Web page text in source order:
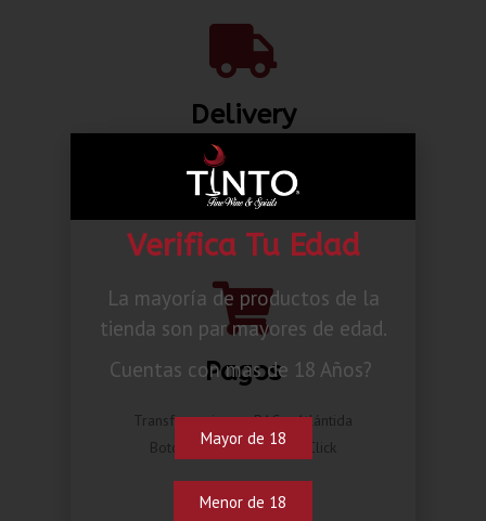
Delivery
Envíos nacionales hasta la puerta de tu casa desde L.
80.00*
Pagos
Transferencia por BAC o Atlántida
Botón de pago Compra Click
Verifica Tu Edad
La mayoría de productos de la
tienda son par mayores de edad.
Cuentas con mas de 18 Años?
Mayor de 18
Menor de 18